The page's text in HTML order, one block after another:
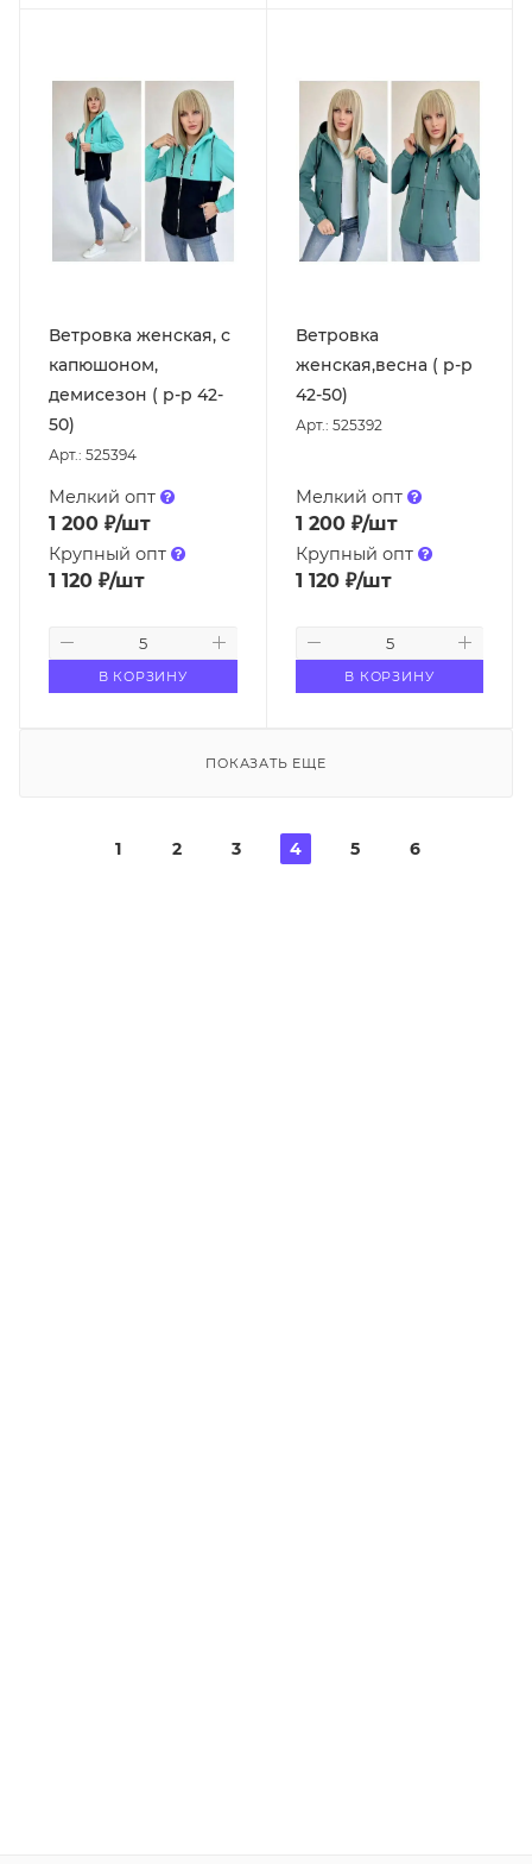
Ветровка женская, с
капюшоном,
демисезон ( р-р 42-
50)
Арт.: 525394
Мелкий опт
1 200 ₽/шт
Крупный опт
1 120 ₽/шт
В КОРЗИНУ
Ветровка
женская,весна ( р-р
42-50)
Арт.: 525392
Мелкий опт
1 200₽/шт
Крупный опт
1 120₽/шт
В КОРЗИНУ
ПОКАЗАТЬ ЕЩЕ
1 2 3 4 5 6